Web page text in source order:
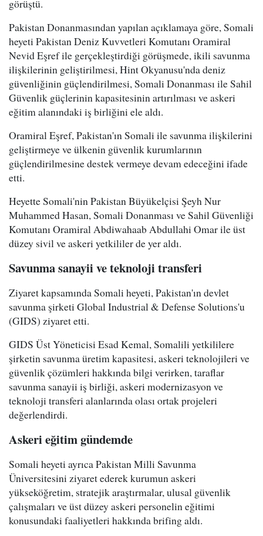
görüştü.
Pakistan Donanmasından yapılan açıklamaya göre, Somali
heyeti Pakistan Deniz Kuvvetleri Komutanı Oramiral
Nevid Eşref ile gerçekleştirdiği görüşmede, ikili savunma
ilişkilerinin geliştirilmesi, Hint Okyanusu'nda deniz
güvenliğinin güçlendirilmesi, Somali Donanması ile Sahil
Güvenlik güçlerinin kapasitesinin artırılması ve askeri
eğitim alanındaki iş birliğini ele aldı.
Oramiral Eşref, Pakistan'ın Somali ile savunma ilişkilerini
geliştirmeye ve ülkenin güvenlik kurumlarının
güçlendirilmesine destek vermeye devam edeceğini ifade
etti.
Heyette Somali'nin Pakistan Büyükelçisi Şeyh Nur
Muhammed Hasan, Somali Donanması ve Sahil Güvenliği
Komutanı Oramiral Abdiwahaab Abdullahi Omar ile üst
düzey sivil ve askeri yetkililer de yer aldı.
Savunma sanayii ve teknoloji transferi
Ziyaret kapsamında Somali heyeti, Pakistan'ın devlet
savunma şirketi Global Industrial & Defense Solutions'u
(GIDS) ziyaret etti.
GIDS Üst Yöneticisi Esad Kemal, Somalili yetkililere
şirketin savunma üretim kapasitesi, askeri teknolojileri ve
güvenlik çözümleri hakkında bilgi verirken, taraflar
savunma sanayii iş birliği, askeri modernizasyon ve
teknoloji transferi alanlarında olası ortak projeleri
değerlendirdi.
Askeri eğitim gündemde
Somali heyeti ayrıca Pakistan Milli Savunma
Üniversitesini ziyaret ederek kurumun askeri
yükseköğretim, stratejik araştırmalar, ulusal güvenlik
çalışmaları ve üst düzey askeri personelin eğitimi
konusundaki faaliyetleri hakkında brifing aldı.